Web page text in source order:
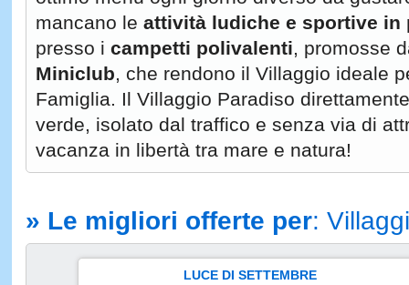
mancano le attività ludiche e sportive in
presso i campetti polivalenti, promosse
Miniclub, che rendono il Villaggio ideale
Famiglia. Il Villaggio Paradiso
verde, isolato dal traffico e senza via di
vacanza in libertà tra mare e natura!
» Le migliori offerte per:
LUCE DI SETTEMBRE